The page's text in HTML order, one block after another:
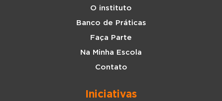
O instituto
Banco de Práticas
Faça Parte
Na Minha Escola
Contato
Iniciativas